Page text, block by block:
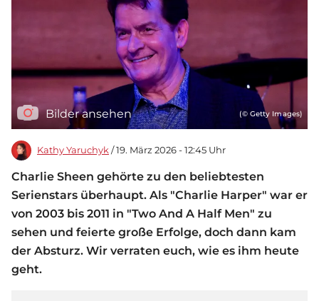
Bilder ansehen (© Getty Images)
Kathy Yaruchyk / 19. März 2026 - 12:45 Uhr
Charlie Sheen gehörte zu den beliebtesten
Serienstars überhaupt. Als "Charlie Harper" war er
von 2003 bis 2011 in "Two And A Half Men" zu
sehen und feierte große Erfolge, doch dann kam
der Absturz. Wir verraten euch, wie es ihm heute
geht.